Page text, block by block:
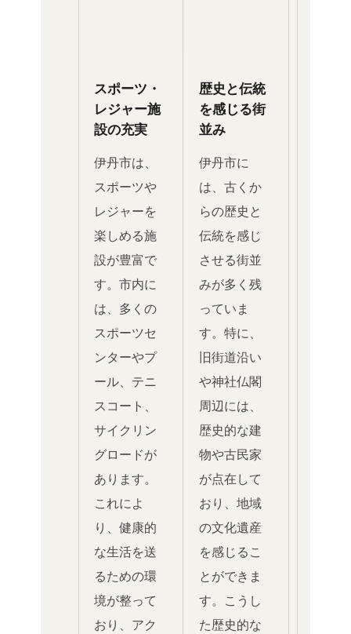
スポーツ・
レジャー施
設の充実
伊丹市は、
スポーツや
レジャーを
楽しめる施
設が豊富で
す。市内に
は、多くの
スポーツセ
ンターやプ
ール、テニ
スコート、
サイクリン
グロードが
あります。
これによ
り、健康的
な生活を送
るための環
境が整って
おり、アク
歴史と伝統
を感じる街
並み
伊丹市に
は、古くか
らの歴史と
伝統を感じ
させる街並
みが多く残
っていま
す。特に、
旧街道沿い
や神社仏閣
周辺には、
歴史的な建
物や古民家
が点在して
おり、地域
の文化遺産
を感じるこ
とができま
す。こうし
た歴史的な